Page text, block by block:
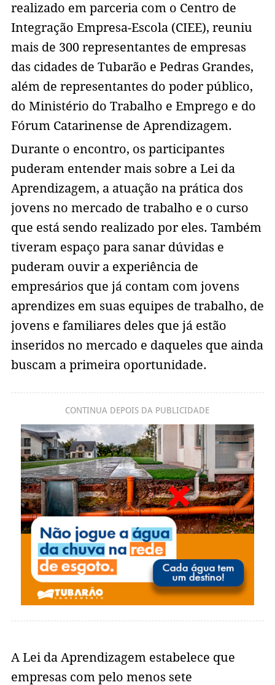
realizado em parceria com o Centro de
Integração Empresa-Escola (CIEE), reuniu
mais de 300 representantes de empresas
das cidades de Tubarão e Pedras Grandes,
além de representantes do poder público,
do Ministério do Trabalho e Emprego e do
Fórum Catarinense de Aprendizagem.
Durante o encontro, os participantes
puderam entender mais sobre a Lei da
Aprendizagem, a atuação na prática dos
jovens no mercado de trabalho e o curso
que está sendo realizado por eles. Também
tiveram espaço para sanar dúvidas e
puderam ouvir a experiência de
empresários que já contam com jovens
aprendizes em suas equipes de trabalho, de
jovens e familiares deles que já estão
inseridos no mercado e daqueles que ainda
buscam a primeira oportunidade.
CONTINUA DEPOIS DA PUBLICIDADE
A Lei da Aprendizagem estabelece que
empresas com pelo menos sete